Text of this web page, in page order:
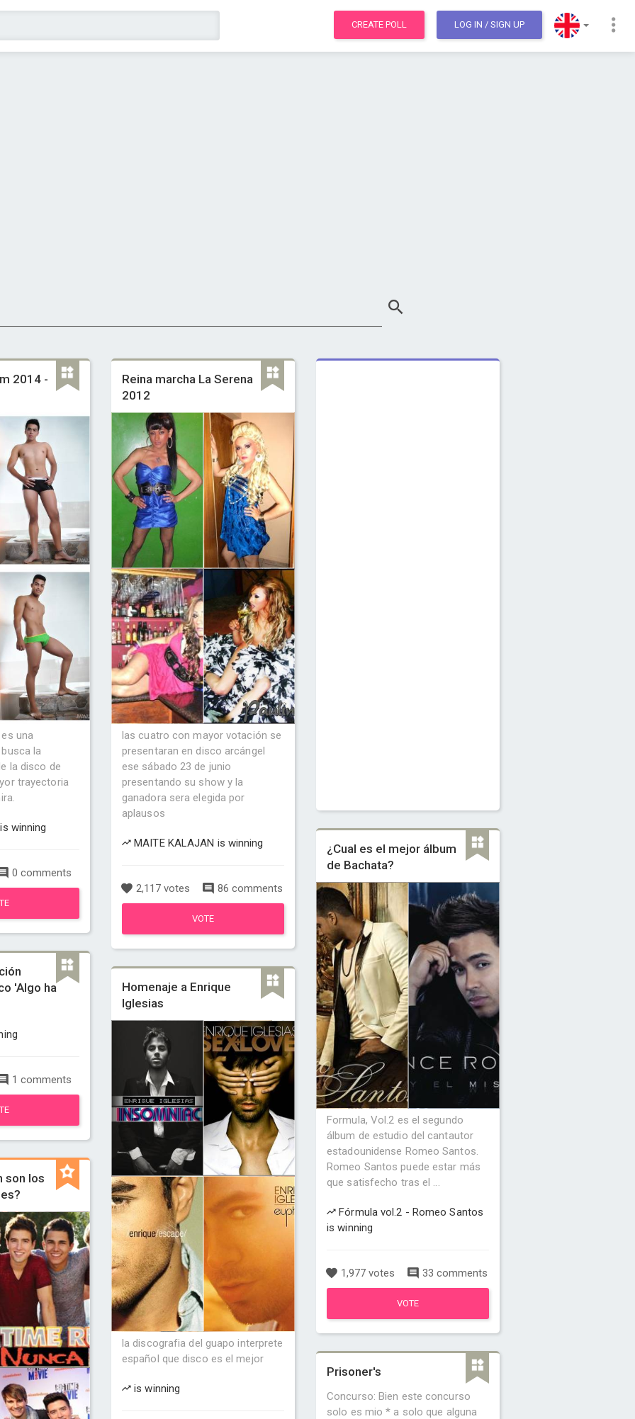
CREATE POLL LOG IN / SIGN UP
2014 -
una
la
la disco de
trayectoria
winning
0 comments
'Algo ha
1 comments
son los
Reina marcha La Serena
2012
las cuatro con mayor votación se
presentaran en disco arcángel
ese sábado 23 de junio
presentando su show y la
ganadora sera elegida por
aplausos
MAITE KALAJAN is winning
2,117 votes 86 comments
VOTE
Homenaje a Enrique
Iglesias
la discografia del guapo interprete
español que disco es el mejor
is winning
¿Cual es el mejor álbum
de Bachata?
Formula, Vol.2 es el segundo
álbum de estudio del cantautor
estadounidense Romeo Santos.
Romeo Santos puede estar más
que satisfecho tras el ...
Fórmula vol.2 - Romeo Santos
is winning
1,977 votes 33 comments
VOTE
Prisoner's
Concurso: Bien este concurso
solo es mio * a solo que alguna